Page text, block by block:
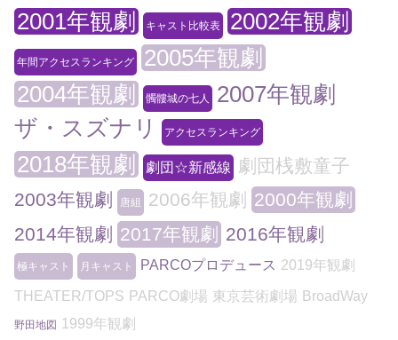
2001年観劇 キャスト比較表 2002年観劇
年間アクセスランキング
2005年観劇
2004年観劇
髑髏城の七人
2007年観劇
ザ・スズナリ
アクセスランキング
2018年観劇 劇団☆新感線
劇団桟敷童子
2003年観劇
唐組 2006年観劇
2000年観劇
2014年観劇 2017年観劇 2016年観劇
極キャスト 月キャスト PARCOプロデュース 2019年観劇
THEATER/TOPS PARCO劇場 東京芸術劇場 BroadWay
野田地図 1999年観劇